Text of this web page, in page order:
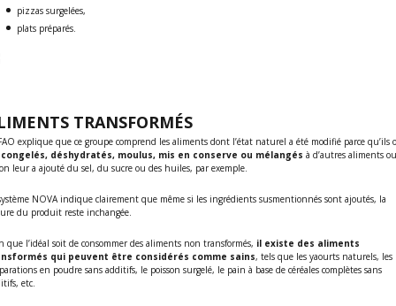
pizzas surgelées,
plats préparés.
TRANSFORMÉS
explique que ce groupe comprend les aliments dont l’état naturel a été modifié parce qu’ils
congelés, déshydratés, moulus, mis en conserve ou mélangés à d’autres aliments ou
leur a ajouté du sel, du sucre ou des huiles, par exemple.
NOVA indique clairement que même si les ingrédients susmentionnés sont ajoutés, la
du produit reste inchangée.
que l’idéal soit de consommer des aliments non transformés, il existe des aliments
qui peuvent être considérés comme sains, tels que les yaourts naturels, les
en poudre sans additifs, le poisson surgelé, le pain à base de céréales complètes sans
etc.